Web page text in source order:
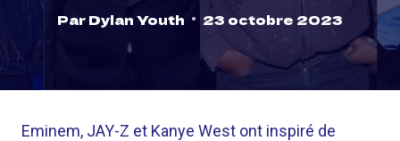
ParDylan Youth 23 octobre 2023
Eminem, JAY-Z et Kanye West ont inspiré de